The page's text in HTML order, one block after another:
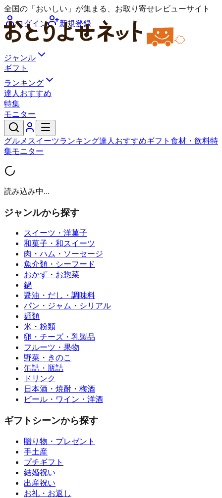
全国の「おいしい」が集まる、お取り寄せレビューサイト
ログイン
新規登録
ジャンル
ギフト
ランキング
達人おすすめ
特集
モニター
グルメ スイーツランキング達人おすすめギフト 食材・飲料特
集モニター
読み込み中...
ジャンルから探す
スイーツ・洋菓子
和菓子・和スイーツ
肉・ハム・ソーセージ
魚介類・シーフード
おかず・お惣菜
鍋
醤油・だし・調味料
パン・ジャム・シリアル
麺類
米・粉類
卵・チーズ・乳製品
フルーツ・果物
野菜・きのこ
缶詰・瓶詰
ドリンク
日本酒・焼酎・梅酒
ビール・ワイン・洋酒
ギフトシーンから探す
贈り物・プレゼント
手土産
プチギフト
結婚祝い
出産祝い
お礼・お返し